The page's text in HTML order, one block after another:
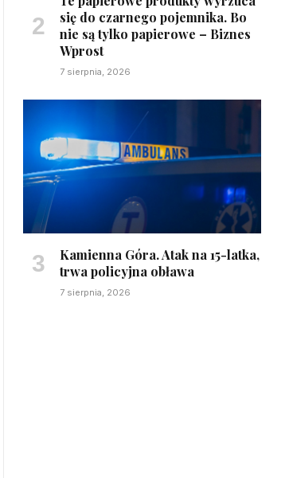
się do czarnego pojemnika. Bo
nie są tylko papierowe – Biznes
Wprost
7 sierpnia, 2026
Kamienna Góra. Atak na 15-latka,
trwa policyjna obława
7 sierpnia, 2026